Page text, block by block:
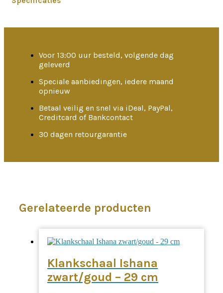
Voor 13:00 uur besteld, volgende dag
geleverd
Speciale aanbiedingen, iedere maand
opnieuw
Betaal veilig en snel via iDeal, PayPal,
Creditcard of Bankcontact
30 dagen retourgarantie
Gerelateerde producten
Klankschaal Ishana
zwart/goud – 29 cm